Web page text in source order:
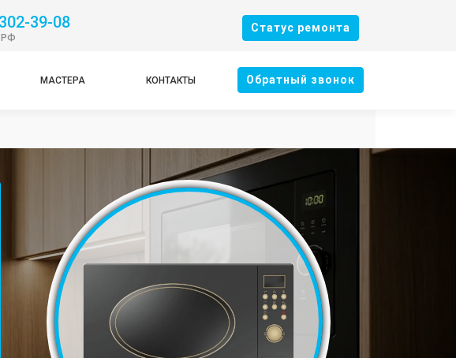
39-08
РФ
Cтатус ремонта
МАСТЕРА КОНТАКТЫ Oбратный звонок